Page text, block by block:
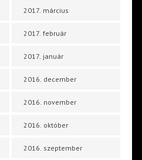
2017. március
2017. február
2017. január
2016. december
2016. november
2016. október
2016. szeptember